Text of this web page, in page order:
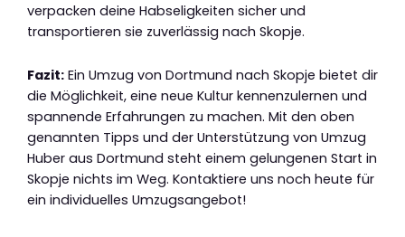
verpacken deine Habseligkeiten sicher und
transportieren sie zuverlässig nach Skopje.
Fazit: Ein Umzug von Dortmund nach Skopje bietet dir
die Möglichkeit, eine neue Kultur kennenzulernen und
spannende Erfahrungen zu machen. Mit den oben
genannten Tipps und der Unterstützung von Umzug
Huber aus Dortmund steht einem gelungenen Start in
Skopje nichts im Weg. Kontaktiere uns noch heute für
ein individuelles Umzugsangebot!